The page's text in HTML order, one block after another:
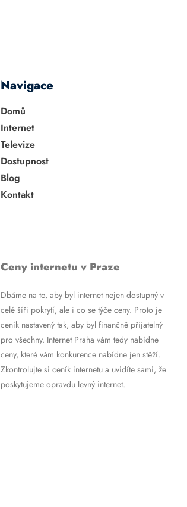
Navigace
Domů
Internet
Televize
Dostupnost
Blog
Kontakt
Ceny internetu v Praze
Dbáme na to, aby byl internet nejen dostupný v
celé šíři pokrytí, ale i co se týče ceny. Proto je
ceník nastavený tak, aby byl finančně přijatelný
pro všechny. Internet Praha vám tedy nabídne
ceny, které vám konkurence nabídne jen stěží.
Zkontrolujte si ceník internetu a uvidíte sami, že
poskytujeme opravdu levný internet.